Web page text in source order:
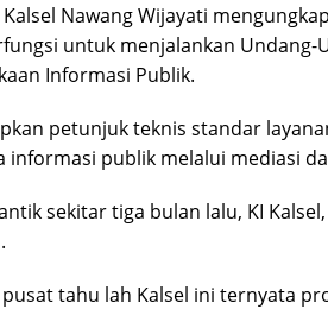
Kalsel Nawang Wijayati
untuk menjalankan
Informasi Publik.
petunjuk teknis standar
informasi publik melalui mediasi
sekitar tiga bulan lalu, KI
pusat tahu lah Kalsel ini ternyata